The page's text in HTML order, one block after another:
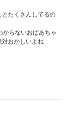
たくさんしてるの
からないおばあちゃ
おかしいよね